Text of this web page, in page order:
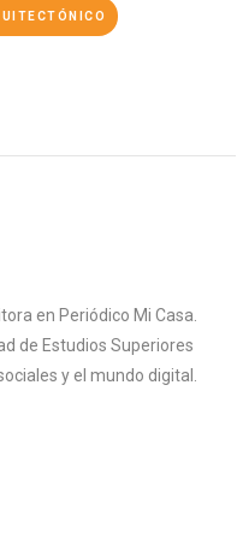
en Periódico Mi Casa.
de Estudios Superiores
y el mundo digital.